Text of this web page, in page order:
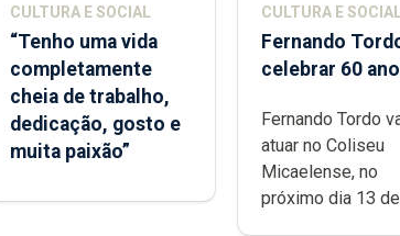
CULTURA E SOCIAL
“Tenho uma vida
completamente
cheia de trabalho,
dedicação, gosto e
muita paixão”
CULTURA E SOCIAL
Fernando
celebrar 60
Micaelense
Fernando Tordo
atuar no Coliseu
Micaelense, no
próximo dia 13